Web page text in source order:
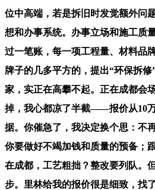
位中高端，若是拆旧时发觉额外问
想和办事系统。办事立场和施工质
过一笔账，每一项工程量、材料品
牌子的几多平方的，提出“环保拆
家，实正在高攀不起。正在成都会
掉，我心都凉了半截——报价从10
据。你催急了，我决定换个思：不
你要做好不竭加钱和质量的预备；
在成都，工艺粗拙？整改要列队。
步。里林给我的报价很是细致，找